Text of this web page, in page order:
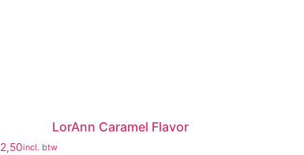
LorAnn Caramel Flavor
2,50incl. btw